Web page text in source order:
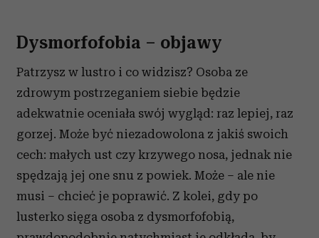
Dysmorfofobia – objawy
Patrzysz w lustro i co widzisz? Osoba ze
zdrowym postrzeganiem siebie będzie
adekwatnie oceniała swój wygląd: raz lepiej, raz
gorzej. Może być niezadowolona z jakiś swoich
cech: małych ust czy krzywego nosa, jednak nie
spędzają jej one snu z powiek. Może – ale nie
musi – chcieć je poprawić. Z kolei, gdy po
lusterko sięga osoba z dysmorfofobią,